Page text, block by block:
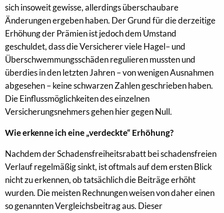
sich insoweit gewisse, allerdings überschaubare
Änderungen ergeben haben. Der Grund für die derzeitige
Erhöhung der Prämien ist jedoch dem Umstand
geschuldet, dass die Versicherer viele Hagel– und
Überschwemmungsschäden regulieren mussten und
überdies in den letzten Jahren – von wenigen Ausnahmen
abgesehen – keine schwarzen Zahlen geschrieben haben.
Die Einflussmöglichkeiten des einzelnen
Versicherungsnehmers gehen hier gegen Null.
Wie erkenne ich eine „verdeckte“ Erhöhung?
Nachdem der Schadensfreiheitsrabatt bei schadensfreien
Verlauf regelmäßig sinkt, ist oftmals auf dem ersten Blick
nicht zu erkennen, ob tatsächlich die Beiträge erhöht
wurden. Die meisten Rechnungen weisen von daher einen
so genannten Vergleichsbeitrag aus. Dieser